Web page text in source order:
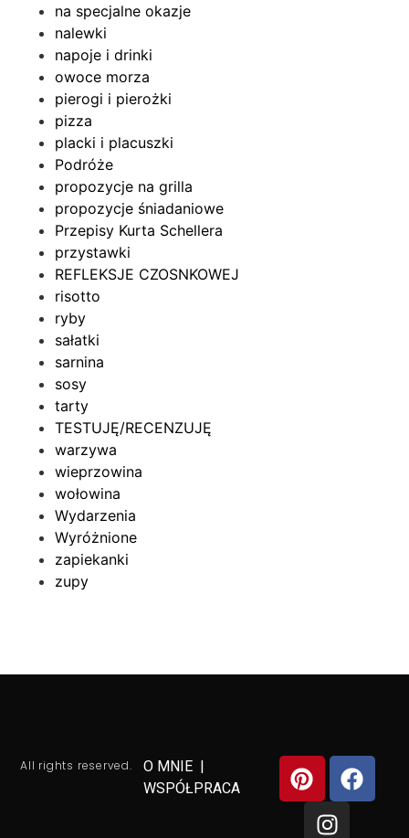
na specjalne okazje
nalewki
napoje i drinki
owoce morza
pierogi i pierożki
pizza
placki i placuszki
Podróże
propozycje na grilla
propozycje śniadaniowe
Przepisy Kurta Schellera
przystawki
REFLEKSJE CZOSNKOWEJ
risotto
ryby
sałatki
sarnina
sosy
tarty
TESTUJĘ/RECENZUJĘ
warzywa
wieprzowina
wołowina
Wydarzenia
Wyróżnione
zapiekanki
zupy
All rights reserved. O MNIE
WSPÓŁPRACA